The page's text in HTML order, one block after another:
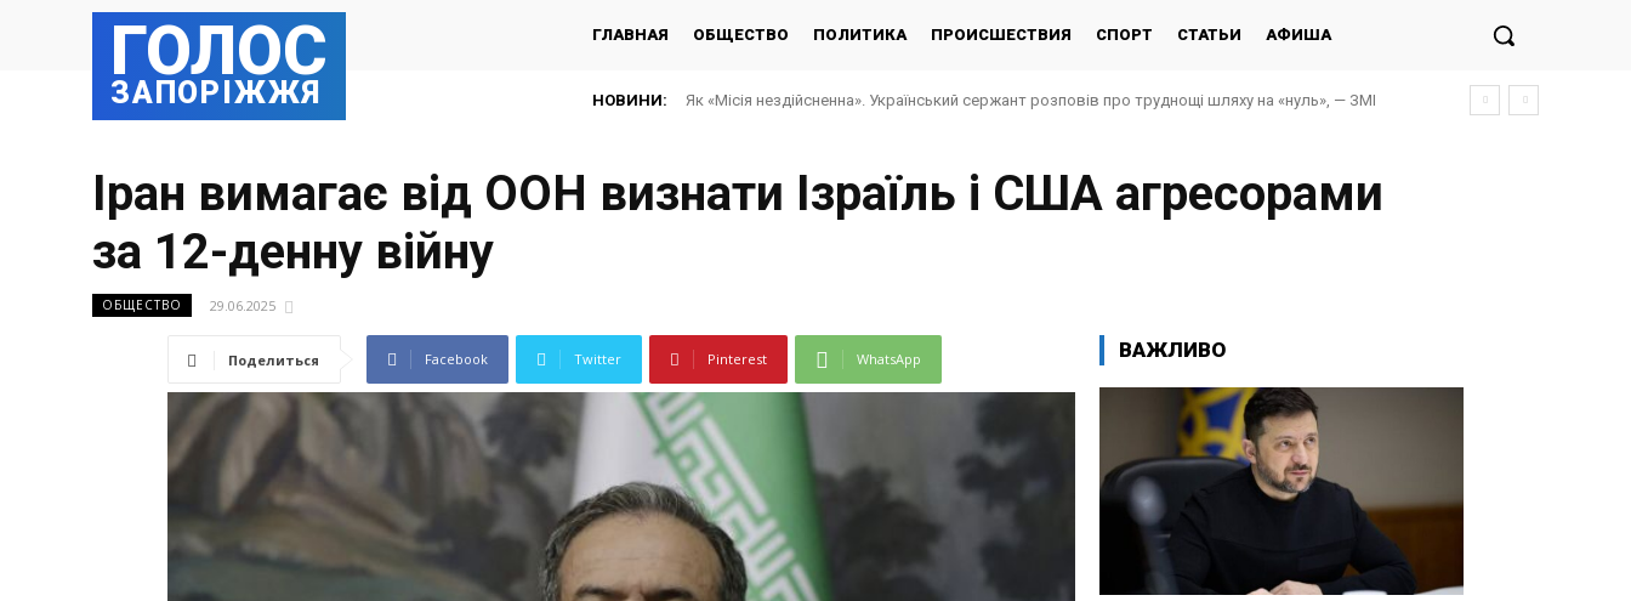
ГОЛОС
ЗАПОРІЖЖЯ
ГЛАВНАЯ ОБЩЕСТВО ПОЛИТИКА ПРОИСШЕСТВИЯ СПОРТ СТАТЬИ АФИША
НОВИНИ:Як «Місія нездійсненна». Український сержант розповів про труднощі шляху на «нуль», — ЗМІ
Російська «Бандероль» знищила депо «Укрпошти» у Павлограді, є загиблі
Іран вимагає від ООН визнати Ізраїль і США агресорами
за 12-денну війну
ОБЩЕСТВО 29.06.2025
Поделиться Facebook Twitter Pinterest WhatsApp ВАЖЛИВО